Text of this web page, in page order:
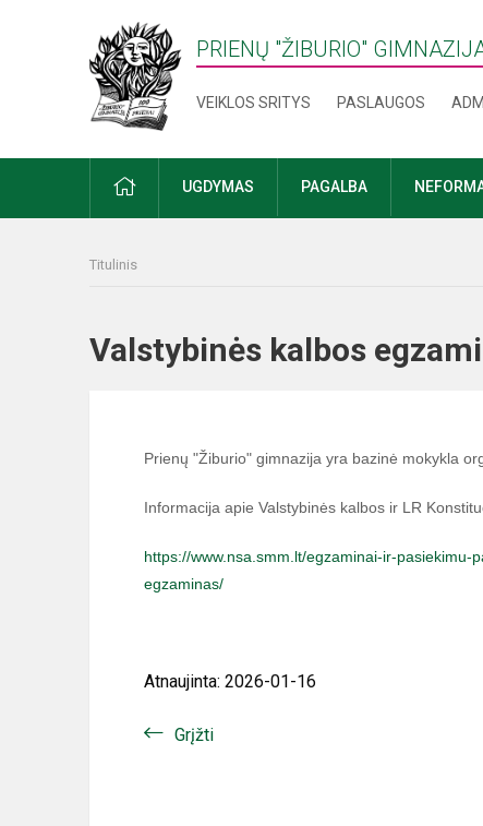
PRIENŲ "ŽIBURIO"
VEIKLOS SRITYS PASLAUGOS
PRADŽIAUGDYMAS PAGALBA
Titulinis
Valstybinės kalbos
Prienų "Žiburio" gimnazija yra bazinė mokykla
Informacija apie Valstybinės kalbos ir LR
https://www.nsa.smm.lt/egzaminai-ir-
egzaminas/
Atnaujinta: 2026-01-16
Grįžti